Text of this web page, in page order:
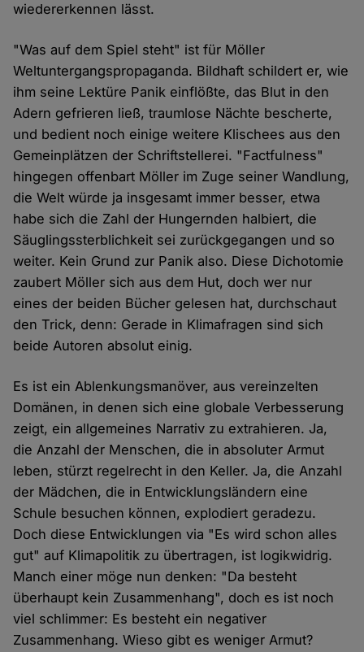
wiedererkennen lässt.
"Was auf dem Spiel steht" ist für Möller
Weltuntergangspropaganda. Bildhaft schildert er, wie
ihm seine Lektüre Panik einflößte, das Blut in den
Adern gefrieren ließ, traumlose Nächte bescherte,
und bedient noch einige weitere Klischees aus den
Gemeinplätzen der Schriftstellerei. "Factfulness"
hingegen offenbart Möller im Zuge seiner Wandlung,
die Welt würde ja insgesamt immer besser, etwa
habe sich die Zahl der Hungernden halbiert, die
Säuglingssterblichkeit sei zurückgegangen und so
weiter. Kein Grund zur Panik also. Diese Dichotomie
zaubert Möller sich aus dem Hut, doch wer nur
eines der beiden Bücher gelesen hat, durchschaut
den Trick, denn: Gerade in Klimafragen sind sich
beide Autoren absolut einig.
Es ist ein Ablenkungsmanöver, aus vereinzelten
Domänen, in denen sich eine globale Verbesserung
zeigt, ein allgemeines Narrativ zu extrahieren. Ja,
die Anzahl der Menschen, die in absoluter Armut
leben, stürzt regelrecht in den Keller. Ja, die Anzahl
der Mädchen, die in Entwicklungsländern eine
Schule besuchen können, explodiert geradezu.
Doch diese Entwicklungen via "Es wird schon alles
gut" auf Klimapolitik zu übertragen, ist logikwidrig.
Manch einer möge nun denken: "Da besteht
überhaupt kein Zusammenhang", doch es ist noch
viel schlimmer: Es besteht ein negativer
Zusammenhang. Wieso gibt es weniger Armut?